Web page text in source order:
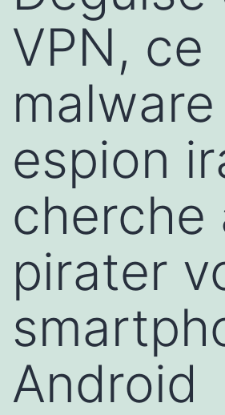
VPN, ce
malware
espion
cherche
pirater
Android